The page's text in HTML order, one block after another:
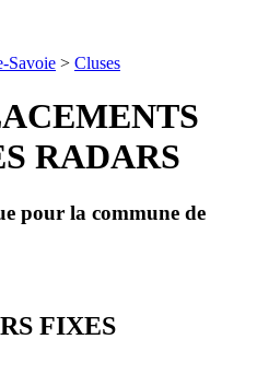
Savoie > Cluses
RADARS
pour la commune de
FIXES